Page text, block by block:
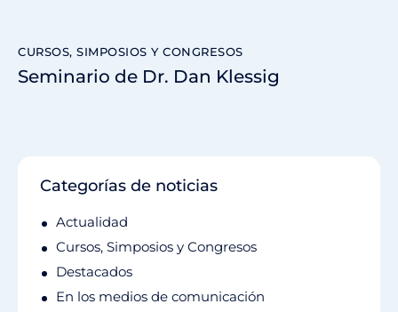
CURSOS, SIMPOSIOS Y CONGRESOS
Seminario de Dr. Dan Klessig
Categorías de noticias
Actualidad
Cursos, Simposios y Congresos
Destacados
En los medios de comunicación